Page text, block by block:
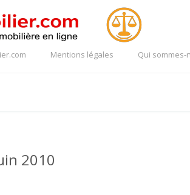
Mentions légales Qui sommes-
2010